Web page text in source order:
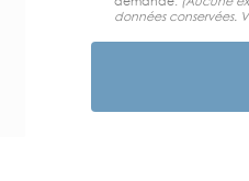
données conservées.